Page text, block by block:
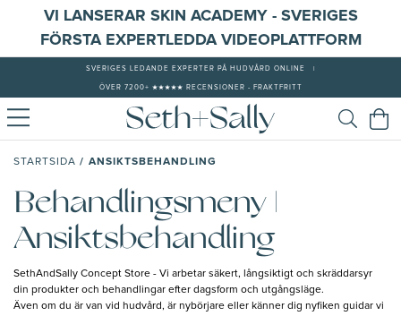
VI LANSERAR SKIN ACADEMY - SVERIGES
FÖRSTA EXPERTLEDDA VIDEOPLATTFORM
SVERIGES LEDANDE EXPERTER PÅ HUDVÅRD ONLINE
ÖVER 7200+ ★★★★★ RECENSIONER - FRAKTFRITT
STARTSIDA / ANSIKTSBEHANDLING
Behandlingsmeny |
Ansiktsbehandling
SethAndSally Concept Store - Vi arbetar säkert, långsiktigt och skräddarsyr
din produkter och behandlingar efter dagsform och utgångsläge.
Även om du är van vid hudvård, är nybörjare eller känner dig nyfiken guidar vi